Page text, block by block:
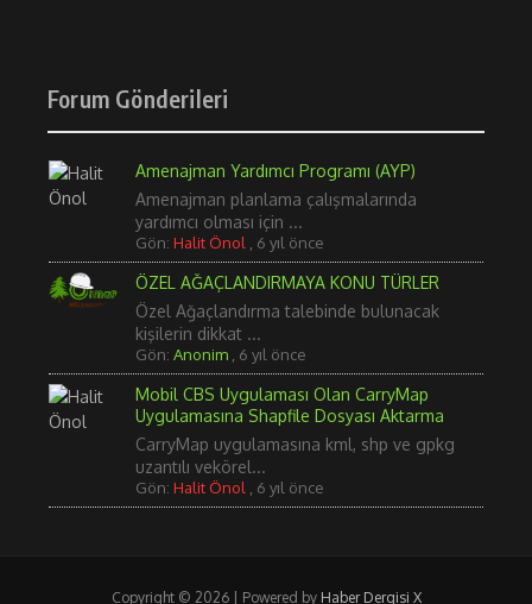
Forum Gönderileri
Amenajman Yardımcı Programı (AYP)
Amenajman planlama çalışmalarında
yardımcı olması için ...
Gön:Halit Önol , 6 yıl önce
ÖZEL AĞAÇLANDIRMAYA KONU TÜRLER
Özel Ağaçlandırma talebinde bulunacak
kişilerin dikkat ...
Gön:Anonim , 6 yıl önce
Mobil CBS Uygulaması Olan CarryMap
Uygulamasına Shapfile Dosyası Aktarma
CarryMap uygulamasına kml, shp ve gpkg
uzantılı vekörel...
Gön:Halit Önol , 6 yıl önce
Copyright © 2026 | Powered by Haber Dergisi X